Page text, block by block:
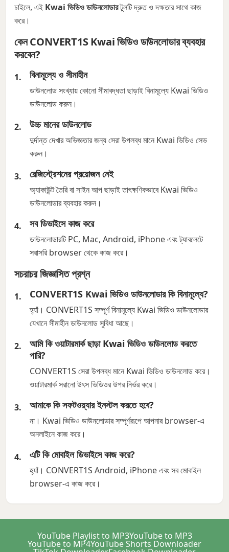
চাইলে, এই Kwai ভিডিও ডাউনলোডারটুলটি দ্রুত ও দক্ষতার সাথে কাজ
করে।
কেন CONVERT1S Kwai ভিডিও ডাউনলোডার ব্যবহার
করবেন?
বিনামূল্যে ও সীমাহীন
ডাউনলোড সংখ্যায় কোনো সীমাবদ্ধতা ছাড়াই বিনামূল্যে Kwai ভিডিও
ডাউনলোড করুন।
উচ্চ মানের ডাউনলোড
দুর্দান্ত দেখার অভিজ্ঞতার জন্য সেরা উপলব্ধ মানে Kwai ভিডিও সেভ
করুন।
রেজিস্ট্রেশনের প্রয়োজন নেই
অ্যাকাউন্ট তৈরি বা সাইন আপ ছাড়াই তাৎক্ষণিকভাবে Kwai ভিডিও
ডাউনলোডার ব্যবহার করুন।
সব ডিভাইসে কাজ করে
ডাউনলোডারটি PC, Mac, Android, iPhone এবং ট্যাবলেটে
সরাসরি browser থেকে কাজ করে।
সচরাচর জিজ্ঞাসিত প্রশ্ন
CONVERT1S Kwai ভিডিও ডাউনলোডার কি বিনামূল্যে?
হ্যাঁ। CONVERT1S সম্পূর্ণ বিনামূল্যে Kwai ভিডিও ডাউনলোডার
যেখানে সীমাহীন ডাউনলোড সুবিধা আছে।
আমি কি ওয়াটারমার্ক ছাড়া Kwai ভিডিও ডাউনলোড করতে
পারি?
CONVERT1S সেরা উপলব্ধ মানে Kwai ভিডিও ডাউনলোড করে।
ওয়াটারমার্ক সরানো উৎস ভিডিওর উপর নির্ভর করে।
আমাকে কি সফটওয়্যার ইনস্টল করতে হবে?
না। Kwai ভিডিও ডাউনলোডার সম্পূর্ণরূপে আপনার browser-এ
অনলাইনে কাজ করে।
এটি কি মোবাইল ডিভাইসে কাজ করে?
হ্যাঁ। CONVERT1S Android, iPhone এবং সব মোবাইল
browser-এ কাজ করে।
YouTube Playlist to MP3YouTube to MP3
YouTube to MP4YouTube Shorts Downloader